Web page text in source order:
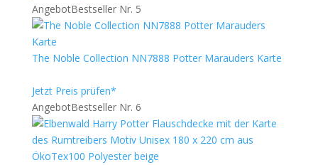
AngebotBestseller Nr. 5
The Noble Collection NN7888 Potter Marauders Karte
Jetzt Preis prüfen*
AngebotBestseller Nr. 6